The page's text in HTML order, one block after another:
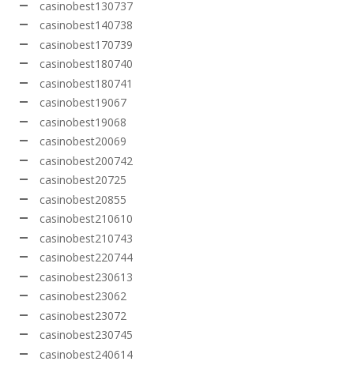
casinobest130737
casinobest140738
casinobest170739
casinobest180740
casinobest180741
casinobest19067
casinobest19068
casinobest20069
casinobest200742
casinobest20725
casinobest20855
casinobest210610
casinobest210743
casinobest220744
casinobest230613
casinobest23062
casinobest23072
casinobest230745
casinobest240614